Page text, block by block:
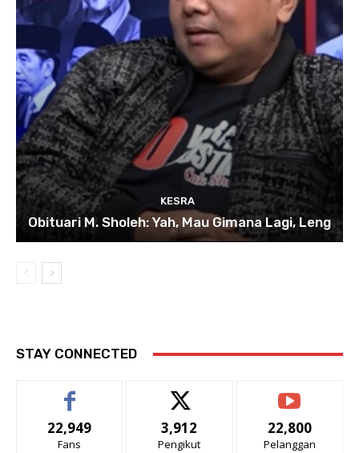
KESRA
Obituari M. Sholeh: Yah, Mau Gimana Lagi, Leng
STAY CONNECTED
22,949
Fans
3,912
Pengikut
22,800
Pelanggan